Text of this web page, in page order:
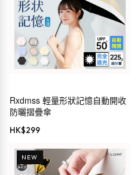
Rxdmss 輕量形狀記憶自動開收
防曬摺疊傘
HK$299
NEW